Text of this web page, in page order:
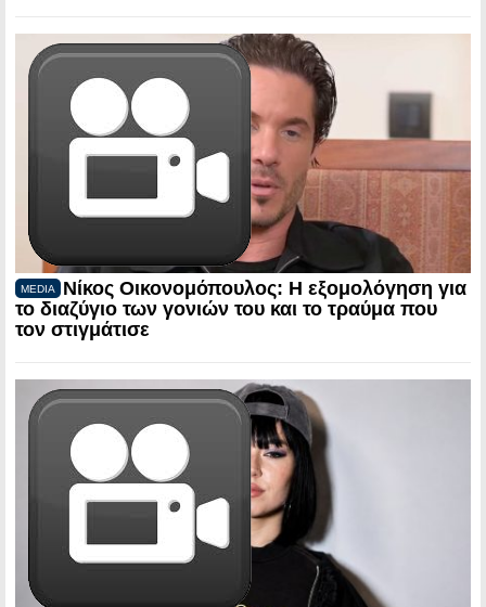
MEDIA
Νίκος Οικονομόπουλος: Η εξομολόγηση για
το διαζύγιο των γονιών του και το τραύμα που
τον στιγμάτισε